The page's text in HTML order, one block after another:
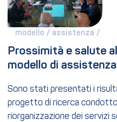
modello / assistenza /
Prossimità e salute
modello di assistenza
Sono stati presentati i
progetto di ricerca condotto
riorganizzazione dei servizi